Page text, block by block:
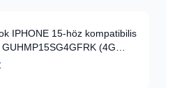
IPHONE 15-höz kompatibilis
(4G
logó) fekete tok